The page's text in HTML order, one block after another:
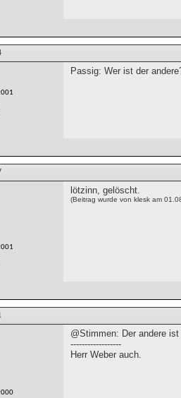
Passig: Wer ist der
lötzinn, gelöscht.
(Beitrag wurde von klesk am
@Stimmen: Der andere
------------------
Herr Weber auch.